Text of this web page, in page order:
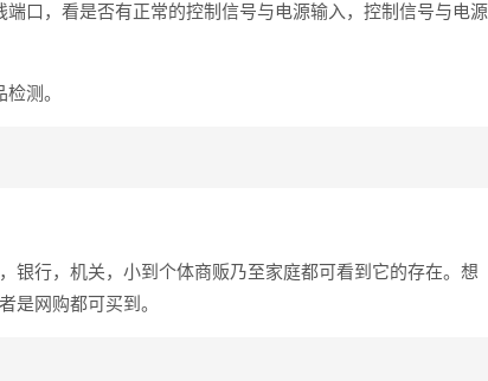
口，看是否有正常的控制信号与电源输入，控制信号与电源
测。
银行，机关，小到个体商贩乃至家庭都可看到它的存在。想
是网购都可买到。